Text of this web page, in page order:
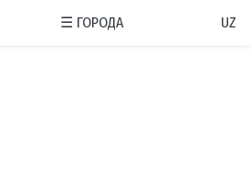
☰ ГОРОДА UZ